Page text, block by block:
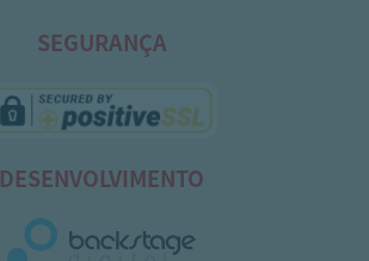
SEGURANÇA
DESENVOLVIMENTO